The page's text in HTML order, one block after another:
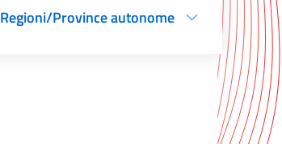
Regioni/Province autonome